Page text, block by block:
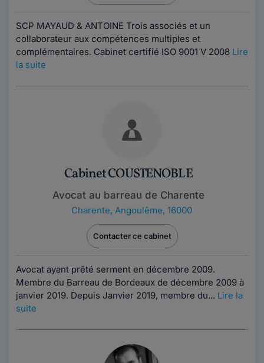
SCP MAYAUD & ANTOINE Trois associés et un
collaborateur aux compétences multiples et
complémentaires. Cabinet certifié ISO 9001 V 2008 Lire
la suite
Cabinet COUSTENOBLE
Avocat au barreau de Charente
Charente, Angoulême, 16000
Contacter ce cabinet
Avocat ayant prêté serment en décembre 2009.
Membre du Barreau de Bordeaux de décembre 2009 à
janvier 2019. Depuis Janvier 2019, membre du... Lire la
suite